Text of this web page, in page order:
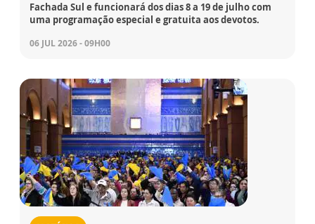
Fachada Sul e funcionará dos dias 8 a 19 de julho com
uma programação especial e gratuita aos devotos.
06 JUL 2026 - 09H00